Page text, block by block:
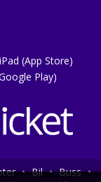
(App Store)
Play)
• Bil • Buss •